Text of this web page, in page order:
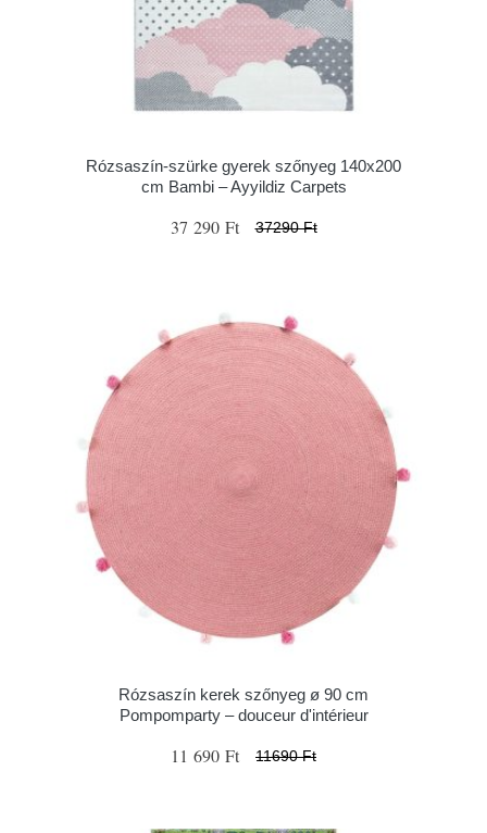
Rózsaszín-szürke gyerek szőnyeg 140x200
cm Bambi – Ayyildiz Carpets
37 290 Ft 37290 Ft
Rózsaszín kerek szőnyeg ø 90 cm
Pompomparty – douceur d'intérieur
11 690 Ft 11690 Ft